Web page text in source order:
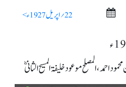
22؍ اپریل 1927ء >
احمد، المصلح موعود خلیفۃ المسیح الثانیؓ